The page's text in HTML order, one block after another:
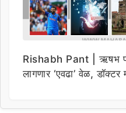
Rishabh Pant | ऋषभ
लागणार ‘एवढा’ वेळ, डॉक्टर